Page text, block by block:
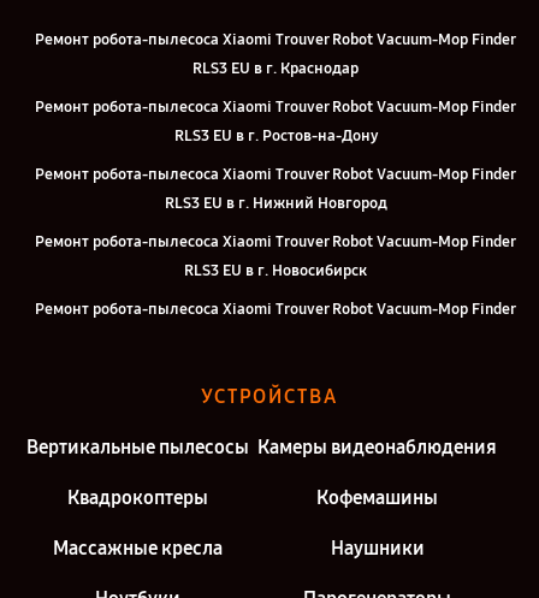
Ремонт робота-пылесоса Xiaomi Trouver Robot Vacuum-Mop Finder
RLS3 EU в г. Краснодар
Ремонт робота-пылесоса Xiaomi Trouver Robot Vacuum-Mop Finder
RLS3 EU в г. Ростов-на-Дону
Ремонт робота-пылесоса Xiaomi Trouver Robot Vacuum-Mop Finder
RLS3 EU в г. Нижний Новгород
Ремонт робота-пылесоса Xiaomi Trouver Robot Vacuum-Mop Finder
RLS3 EU в г. Новосибирск
Ремонт робота-пылесоса Xiaomi Trouver Robot Vacuum-Mop Finder
RLS3 EU в г. Екатеринбург
Ремонт робота-пылесоса Xiaomi Trouver Robot Vacuum-Mop Finder
Ремонт робота-пылесоса Xiaomi Trouver Robot Vacuum-Mop Finder
RLS3 EU в г. Москва
УСТРОЙСТВА
Вертикальные пылесосы Камеры видеонаблюдения
Квадрокоптеры Кофемашины
Массажные кресла Наушники